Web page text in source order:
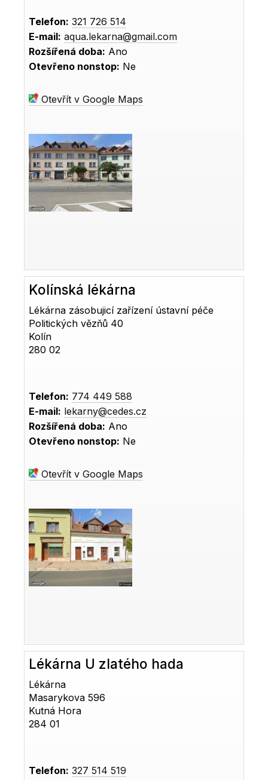
Telefon: 321 726 514
E-mail: aqua.lekarna@gmail.com
Rozšířená doba: Ano
Otevřeno nonstop: Ne
Otevřít v Google Maps
Kolínská lékárna
Lékárna zásobujicí zařízení ústavní péče
Politických vězňů 40
Kolín
280 02
Telefon: 774 449 588
E-mail: lekarny@cedes.cz
Rozšířená doba: Ano
Otevřeno nonstop: Ne
Otevřít v Google Maps
Lékárna U zlatého hada
Lékárna
Masarykova 596
Kutná Hora
284 01
Telefon: 327 514 519